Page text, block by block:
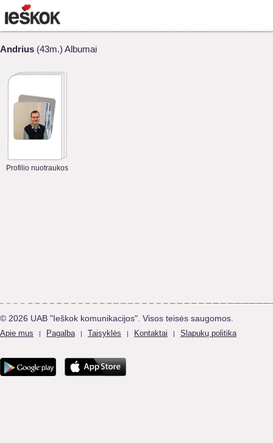
Andrius (43m.) Albumai
Profilio nuotraukos
© 2026 UAB "Ieškok komunikacijos". Visos teisės saugomos.
Apie mus | Pagalba | Taisyklės | Kontaktai | Slapukų politika